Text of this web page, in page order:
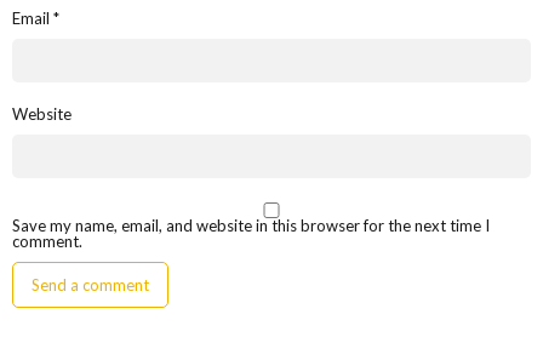
Email *
Website
Save my name, email, and website in this browser for the next time I
comment.